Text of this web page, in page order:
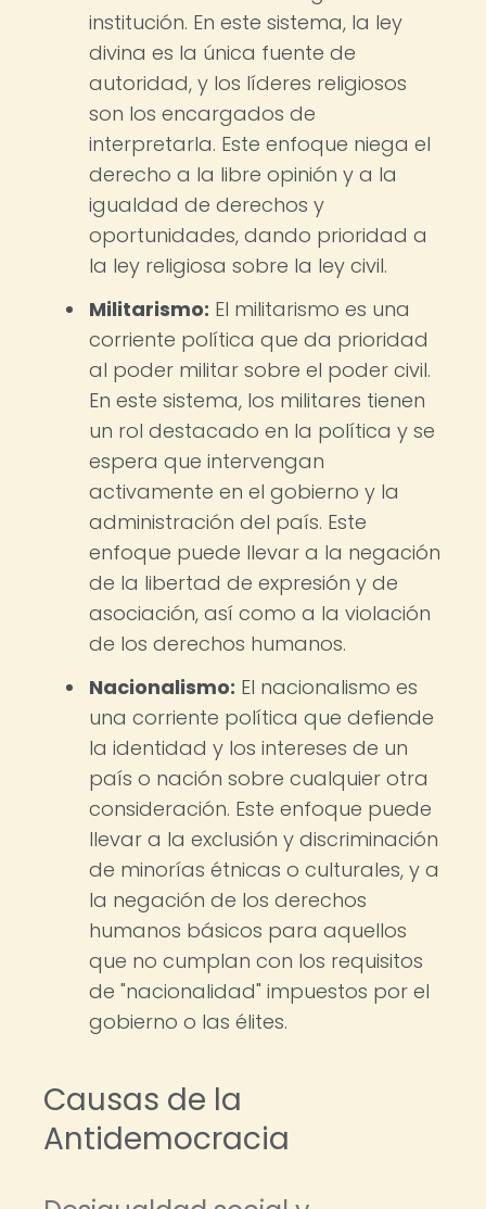
institución. En este sistema, la ley
divina es la única fuente de
autoridad, y los líderes religiosos
son los encargados de
interpretarla. Este enfoque niega el
derecho a la libre opinión y a la
igualdad de derechos y
oportunidades, dando prioridad a
la ley religiosa sobre la ley civil.
Militarismo: El militarismo es una
corriente política que da prioridad
al poder militar sobre el poder civil.
En este sistema, los militares tienen
un rol destacado en la política y se
espera que intervengan
activamente en el gobierno y la
administración del país. Este
enfoque puede llevar a la negación
de la libertad de expresión y de
asociación, así como a la violación
de los derechos humanos.
Nacionalismo: El nacionalismo es
una corriente política que defiende
la identidad y los intereses de un
país o nación sobre cualquier otra
consideración. Este enfoque puede
llevar a la exclusión y discriminación
de minorías étnicas o culturales, y a
la negación de los derechos
humanos básicos para aquellos
que no cumplan con los requisitos
de "nacionalidad" impuestos por el
gobierno o las élites.
Causas de la
Antidemocracia